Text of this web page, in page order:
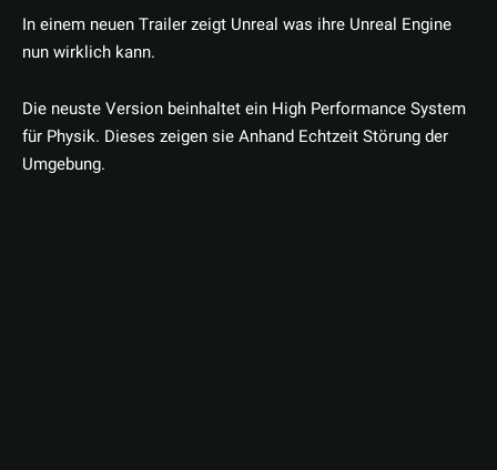
In einem neuen Trailer zeigt Unreal was ihre Unreal Engine
nun wirklich kann.
Die neuste Version beinhaltet ein High Performance System
für Physik. Dieses zeigen sie Anhand Echtzeit Störung der
Umgebung.